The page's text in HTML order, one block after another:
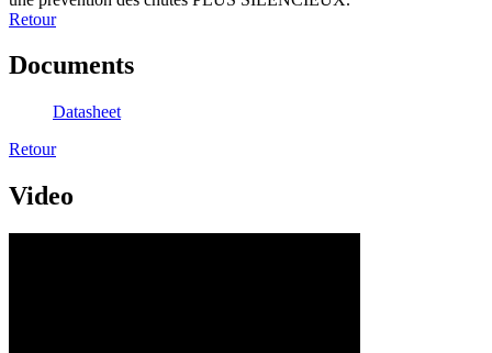
Retour
Documents
Datasheet
Retour
Video